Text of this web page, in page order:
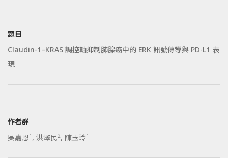
題目
Claudin-1–KRAS 調控軸抑制肺腺癌中的 ERK 訊號傳導與 PD-L1 表
現
作者群
吳嘉恩1 , 洪澤民2, 陳玉玲1